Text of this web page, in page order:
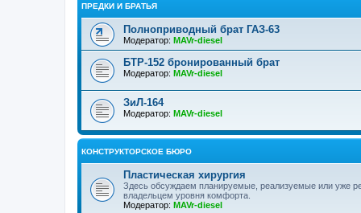
ПРЕДКИ И БРАТЬЯ
Полноприводный брат ГАЗ-63
Модератор: MAVr-diesel
БТР-152 бронированный брат
Модератор: MAVr-diesel
ЗиЛ-164
Модератор: MAVr-diesel
КОНСТРУКТОРСКОЕ БЮРО
Пластическая хирургия
Здесь обсуждаем планируемые, реализуемые или уже
владельцем уровня комфорта.
Модератор: MAVr-diesel